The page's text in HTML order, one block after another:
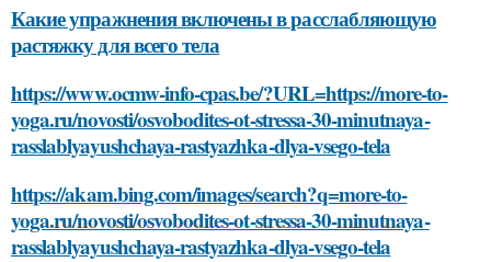
Какие упражнения включены в расслабляющую
растяжку для всего тела
https://www.ocmw-info-cpas.be/?URL=https://more-to-
yoga.ru/novosti/osvobodites-ot-stressa-30-minutnaya-
rasslablyayushchaya-rastyazhka-dlya-vsego-tela
https://akam.bing.com/images/search?q=more-to-
yoga.ru/novosti/osvobodites-ot-stressa-30-minutnaya-
rasslablyayushchaya-rastyazhka-dlya-vsego-tela